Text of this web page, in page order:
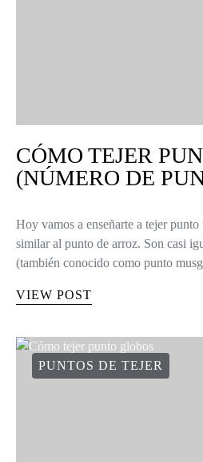
CÓMO TEJER
(NÚMERO DE
Hoy vamos a enseñarte a tejer
similar al punto de arroz. Son casi
(también conocido como punto
VIEW POST
PUNTOS DE TEJER